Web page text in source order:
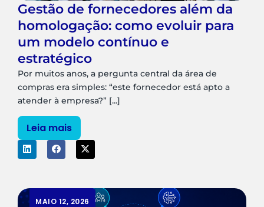
Gestão de fornecedores além da
homologação: como evoluir para
um modelo contínuo e
estratégico
Por muitos anos, a pergunta central da área de
compras era simples: “este fornecedor está apto a
atender à empresa?” [...]
Leia mais
MAIO 12, 2026